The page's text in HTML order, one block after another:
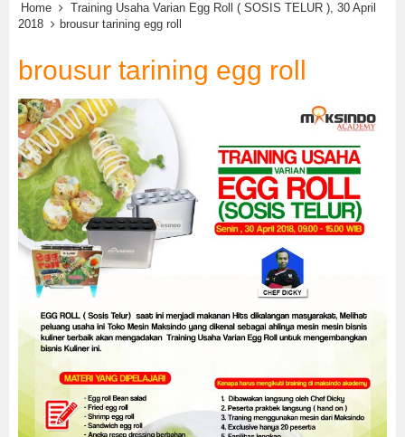
Home
Training Usaha Varian Egg Roll ( SOSIS TELUR ), 30 April
2018
brousur tarining egg roll
brousur tarining egg roll